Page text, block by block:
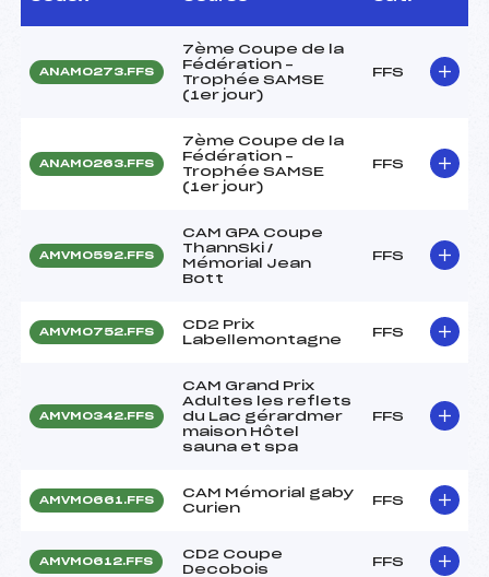
ANAM0273.FFS
7ème Coupe de la
Fédération –
Trophée SAMSE
(1er jour)
FFS
ANAM0263.FFS
7ème Coupe de la
Fédération –
Trophée SAMSE
(1er jour)
FFS
AMVM0592.FFS
CAM GPA Coupe
ThannSki /
Mémorial Jean
Bott
FFS
AMVM0752.FFS
CD2 Prix
Labellemontagne
FFS
AMVM0342.FFS
CAM Grand Prix
Adultes les reflets
du Lac gérardmer
maison Hôtel
sauna et spa
FFS
AMVM0661.FFS
CAM Mémorial gaby
Curien
FFS
AMVM0612.FFS
CD2 Coupe
Decobois
FFS